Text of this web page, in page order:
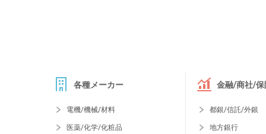
各種メーカー
電機/機械/材料
医薬/化学/化粧品
金融/商社/保
都銀/信託/外銀
地方銀行